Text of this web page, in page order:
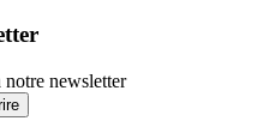
newsletter